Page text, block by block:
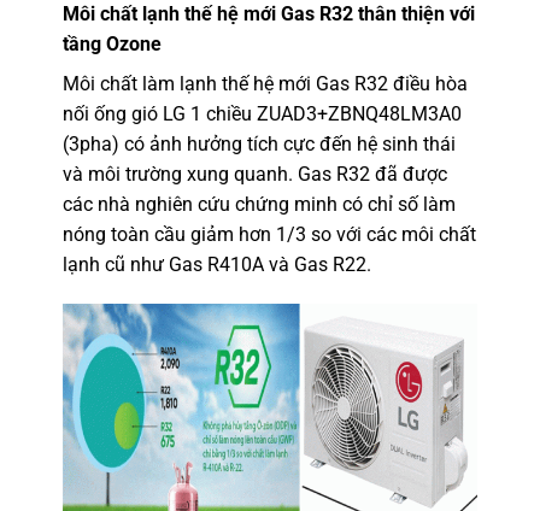
Môi chất lạnh thế hệ mới Gas R32 thân thiện với
tầng Ozone
Môi chất làm lạnh thế hệ mới Gas R32 điều hòa
nối ống gió LG 1 chiều ZUAD3+ZBNQ48LM3A0
(3pha) có ảnh hưởng tích cực đến hệ sinh thái
và môi trường xung quanh. Gas R32 đã được
các nhà nghiên cứu chứng minh có chỉ số làm
nóng toàn cầu giảm hơn 1/3 so với các môi chất
lạnh cũ như Gas R410A và Gas R22.